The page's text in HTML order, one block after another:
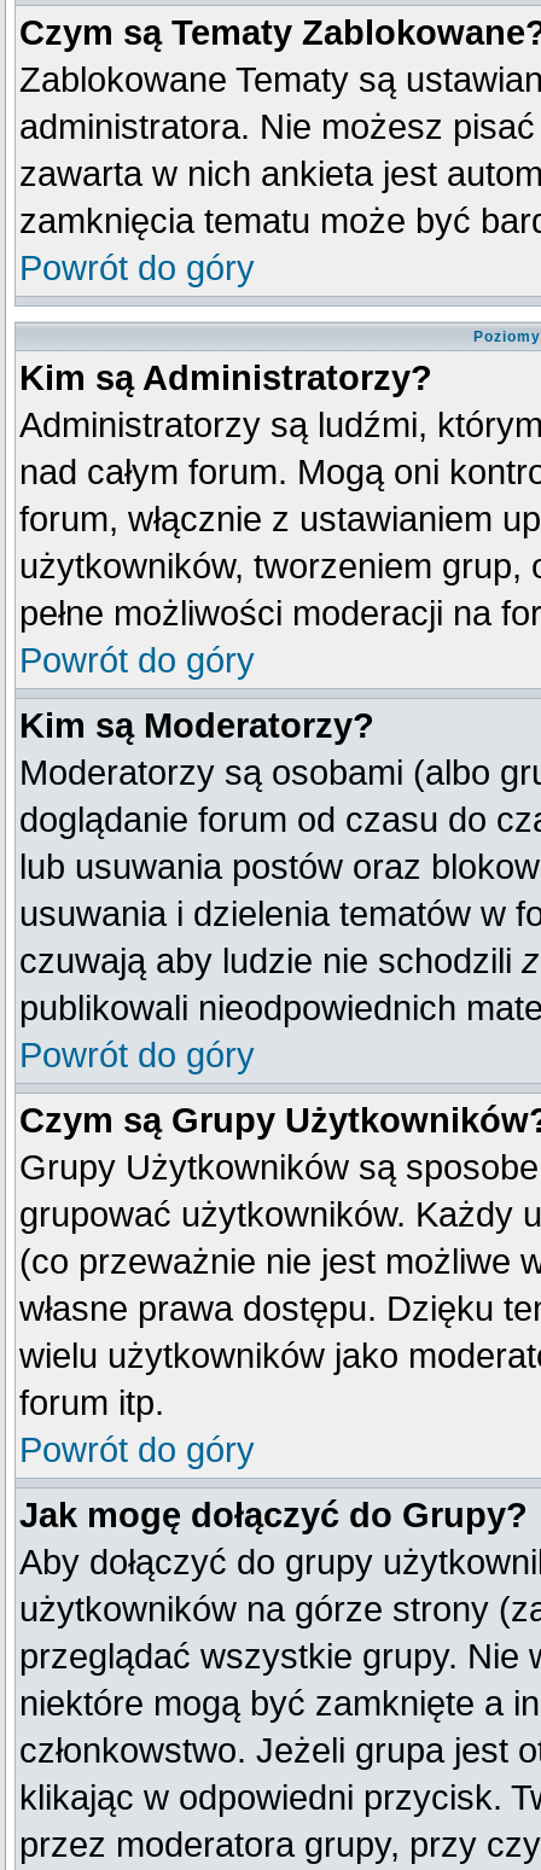
Czym są Tematy
Zablokowane Tematy są
administratora. Nie możesz
zawarta w nich ankieta jest
zamknięcia tematu może być
Powrót do góry
Kim są Administratorzy?
Administratorzy są ludźmi,
nad całym forum. Mogą oni
forum, włącznie z ustawianiem
użytkowników, tworzeniem
pełne możliwości moderacji na
Powrót do góry
Kim są Moderatorzy?
Moderatorzy są osobami (albo
doglądanie forum od czasu do
lub usuwania postów oraz
usuwania i dzielenia tematów w
czuwają aby ludzie nie schodzili
publikowali nieodpowiednich
Powrót do góry
Czym są Grupy
Grupy Użytkowników są
grupować użytkowników. Każdy
(co przeważnie nie jest możliwe
własne prawa dostępu. Dzięku
wielu użytkowników jako
forum itp.
Powrót do góry
Jak mogę dołączyć do Grupy?
Aby dołączyć do grupy
użytkowników na górze strony
przeglądać wszystkie grupy. Nie
niektóre mogą być zamknięte a
członkowstwo. Jeżeli grupa jest
klikając w odpowiedni przycisk.
przez moderatora grupy, przy